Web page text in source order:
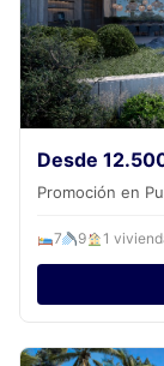
Desde
Promoción en
7 9 1